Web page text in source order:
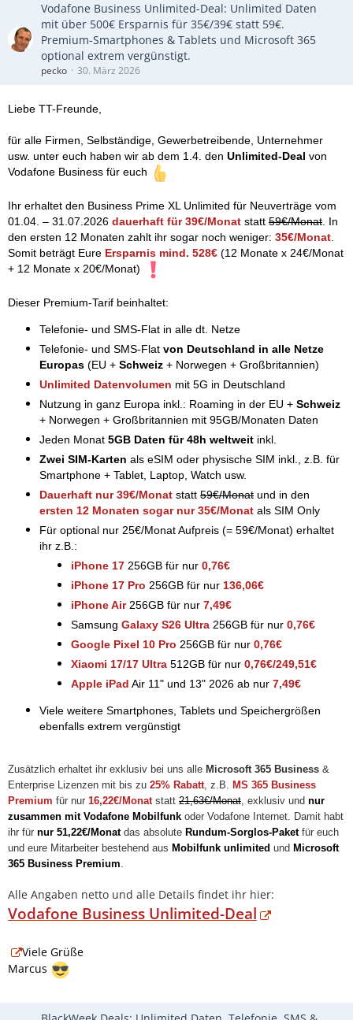
Vodafone Business Unlimited-Deal: Unlimited Daten
mit über 500€ Ersparnis für 35€/39€ statt 59€.
Premium-Smartphones & Tablets und Microsoft 365
optional extrem vergünstigt.
pecko 30. März 2026
Liebe TT-Freunde,
für alle Firmen, Selbständige, Gewerbetreibende, Unternehmer
usw. unter euch haben wir ab dem 1.4. den Unlimited-Deal von
Vodafone Business für euch
Ihr erhaltet den Business Prime XL Unlimited für Neuverträge vom
01.04. – 31.07.2026 dauerhaft für 39€/Monat statt 59€/Monat . In
den ersten 12 Monaten zahlt ihr sogar noch weniger: 35€/Monat
Somit beträgt Eure Ersparnis mind. 528€ (12 Monate x 24€/Monat
+ 12 Monate x 20€/Monat)
Dieser Premium-Tarif beinhaltet:
Telefonie- und SMS-Flat in alle dt. Netze
Telefonie- und SMS-Flat von Deutschland in alle Netze
Europas (EU + Schweiz + Norwegen + Großbritannien)
Unlimited Datenvolumen mit 5G in Deutschland
Nutzung in ganz Europa inkl.: Roaming in der EU + Schweiz
+ Norwegen + Großbritannien mit 95GB/Monaten Daten
Jeden Monat 5GB Daten für 48h weltweit inkl.
Zwei SIM-Karten als eSIM oder physische SIM inkl., z.B. für
Smartphone + Tablet, Laptop, Watch usw.
Dauerhaft nur 39€/Monat statt 59€/Monat und in den
ersten 12 Monaten sogar nur 35€/Monat als SIM Only
Für optional nur 25€/Monat Aufpreis (= 59€/Monat) erhaltet
ihr z.B.:
iPhone 17 256GB für nur 0,76€
iPhone 17 Pro 256GB für nur 136,06€
iPhone Air 256GB für nur 7,49€
Samsung Galaxy S26 Ultra 256GB für nur 0,76€
Google Pixel 10 Pro 256GB für nur 0,76€
Xiaomi 17/17 Ultra 512GB für nur 0,76€/249,51€
Apple iPad Air 11" und 13" 2026 ab nur 7,49€
Viele weitere Smartphones, Tablets und Speichergrößen
ebenfalls extrem vergünstigt
Zusätzlich erhaltet ihr exklusiv bei uns alle Microsoft 365 Business &
Enterprise Lizenzen mit bis zu 25% Rabatt, z.B. MS 365 Business
Premium für nur 16,22€/Monatstatt 21,63€/Monat, exklusiv und nur
zusammen mit Vodafone Mobilfunk oder Vodafone Internet. Damit habt
ihr für nur 51,22€/Monatdas absolute Rundum-Sorglos-Paketfür euch
und eure Mitarbeiter bestehend aus Mobilfunk unlimited und Microsoft
365 Business Premium.
Alle Angaben netto und alle Details findet ihr hier:
Vodafone Business Unlimited-Deal
Viele Grüße
Marcus